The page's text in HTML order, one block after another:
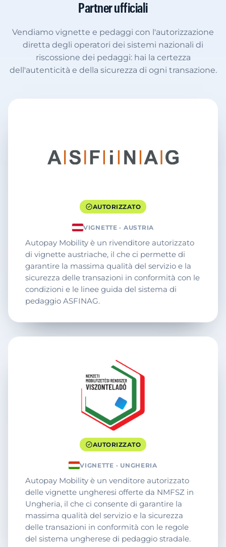
Partner ufficiali
Vendiamo vignette e pedaggi con l'autorizzazione
diretta degli operatori dei sistemi nazionali di
riscossione dei pedaggi: hai la certezza
dell'autenticità e della sicurezza di ogni transazione.
AUTORIZZATO
VIGNETTE · AUSTRIA
Autopay Mobility è un rivenditore autorizzato
di vignette austriache, il che ci permette di
garantire la massima qualità del servizio e la
sicurezza delle transazioni in conformità con le
condizioni e le linee guida del sistema di
pedaggio ASFINAG.
AUTORIZZATO
VIGNETTE · UNGHERIA
Autopay Mobility è un venditore autorizzato
delle vignette ungheresi offerte da NMFSZ in
Ungheria, il che ci consente di garantire la
massima qualità del servizio e la sicurezza
delle transazioni in conformità con le regole
del sistema ungherese di pedaggio stradale.